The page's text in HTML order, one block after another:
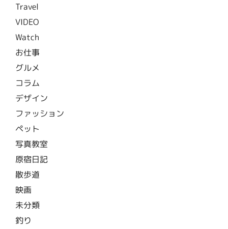
Travel
VIDEO
Watch
お仕事
グルメ
コラム
デザイン
ファッション
ペット
写真教室
原宿日記
散歩道
映画
未分類
釣り